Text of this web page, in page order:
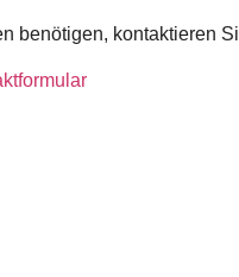
benötigen, kontaktieren